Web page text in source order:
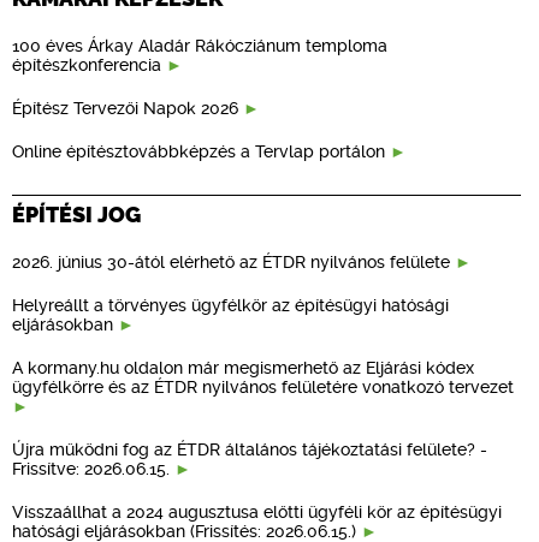
100 éves Árkay Aladár Rákócziánum temploma
építészkonferencia
Építész Tervezői Napok 2026
Online építésztovábbképzés a Tervlap portálon
ÉPÍTÉSI JOG
2026. június 30-ától elérhető az ÉTDR nyilvános felülete
Helyreállt a törvényes ügyfélkör az építésügyi hatósági
eljárásokban
A kormany.hu oldalon már megismerhető az Eljárási kódex
ügyfélkörre és az ÉTDR nyilvános felületére vonatkozó tervezet
Újra működni fog az ÉTDR általános tájékoztatási felülete? -
Frissítve: 2026.06.15.
Visszaállhat a 2024 augusztusa előtti ügyféli kör az építésügyi
hatósági eljárásokban (Frissítés: 2026.06.15.)